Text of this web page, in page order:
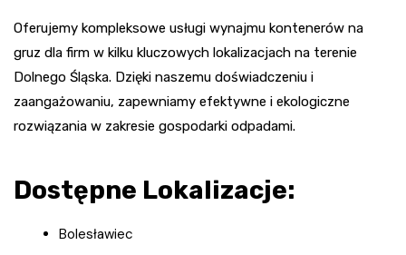
Oferujemy kompleksowe usługi wynajmu kontenerów na
gruz dla firm w kilku kluczowych lokalizacjach na terenie
Dolnego Śląska. Dzięki naszemu doświadczeniu i
zaangażowaniu, zapewniamy efektywne i ekologiczne
rozwiązania w zakresie gospodarki odpadami.
Dostępne Lokalizacje:
Bolesławiec